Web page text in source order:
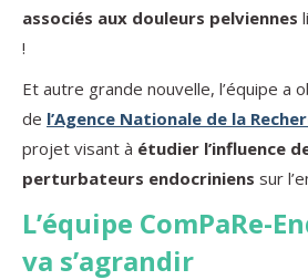
associés aux douleurs pelviennes
!
Et autre grande nouvelle, l’équipe a
de l’Agence Nationale de la
projet visant à étudier l’influence
perturbateurs endocriniens sur
L’équipe ComPaRe-
va s’agrandir